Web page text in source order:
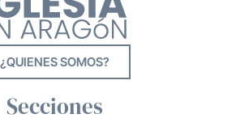
¿QUIENES SOMOS?
Secciones